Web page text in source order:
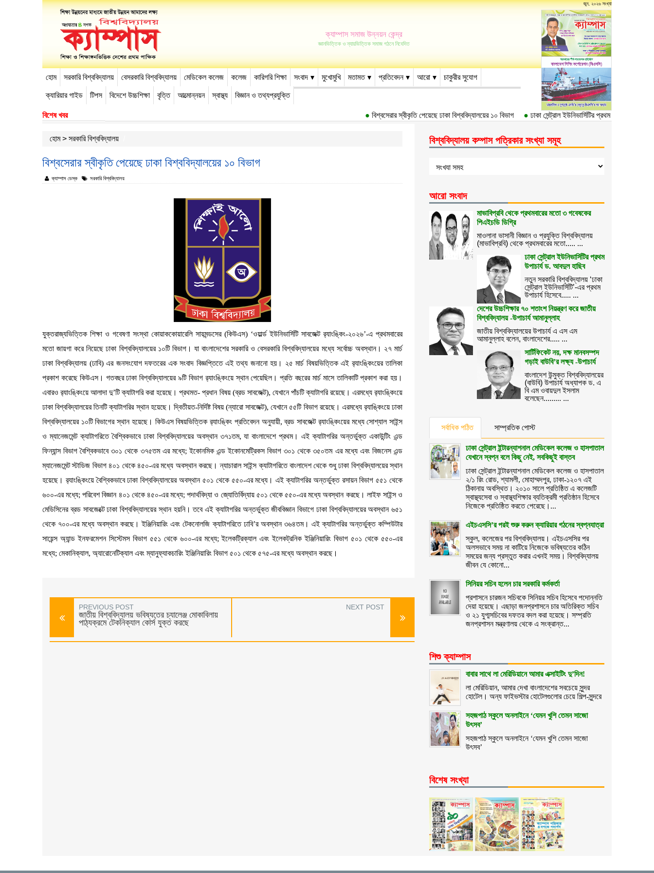
ক্যাম্পাস সমাজ উন্নয়ন কেন্দ্র
জ্ঞানভিত্তিক ও ন্যায়ভিত্তিক সমাজ গঠনে নিবেদিত
জুন, ২০২৬ সংখ্যা
হোম সরকারি বিশ্ববিদ্যালয় বেসরকারি বিশ্ববিদ্যালয় মেডিকেল কলেজ কলেজ কারিগরি শিক্ষা সংবাদ মুখোমুখি মতামত প্রতিবেদন আরো চাকুরীর সুযোগ
ক্যারিয়ার গাইড টিপস বিদেশে উচ্চশিক্ষা বৃত্তি আত্মোন্নয়ন স্বাস্থ্য বিজ্ঞান ও তথ্যপ্রযুক্তি
-->
বিশেষ খবর বিশ্বসেরার স্বীকৃতি পেয়েছে ঢাকা বিশ্ববিদ্যালয়ের ১০ বিভাগ ঢাকা সেন্ট্রাল ইউনিভার্সিটির প্রথম উপাচার্য ড. আবদুল
হোম> সরকারি বিশ্ববিদ্যালয়
বিশ্বসেরার স্বীকৃতি পেয়েছে ঢাকা বিশ্ববিদ্যালয়ের ১০ বিভাগ
ক্যাম্পাস ডেস্ক সরকারি বিশ্ববিদ্যালয়
যুক্তরাজ্যভিত্তিক শিক্ষা ও গবেষণা সংস্থা কোয়াককোয়ারেলি সায়মন্ডসের (কিউএস) ‘ওয়ার্ল্ড ইউনিভার্সিটি সাবজেক্ট র‌্যাংঙ্কিং-২০২৬’-এ প্রথমবারের
মতো জায়গা করে নিয়েছে ঢাকা বিশ্ববিদ্যালয়ের ১০টি বিভাগ। যা বাংলাদেশের সরকারি ও বেসরকারি বিশ্ববিদ্যালয়ের মধ্যে সর্বোচ্চ অবস্থান। ২৭ মার্চ
ঢাকা বিশ্ববিদ্যালয় (ঢাবি) এর জনসংযোগ দফতরের এক সংবাদ বিজ্ঞপ্তিতে এই তথ্য জনানো হয়। ২৫ মার্চ বিষয়ভিত্তিক এই র‌্যাংঙ্কিংয়ের তালিকা
প্রকাশ করেছে কিউএস। গতবছর ঢাকা বিশ্ববিদ্যালয়ের ৯টি বিভাগ র‌্যাংঙ্কিংয়ে স্থান পেয়েছিল। প্রতি বছরের মার্চ মাসে তালিকাটি প্রকাশ করা হয়।
এবারও র‌্যাংঙ্কিংয়ে আলাদা দু’টি ক্যাটাগরি করা হয়েছে। প্রথমত- প্রধান বিষয় (ব্রড সাবজেক্ট), যেখানে পাঁচটি ক্যাটাগরি রয়েছে। এরমধ্যে র‌্যাংঙ্কিংয়ে
ঢাকা বিশ্ববিদ্যালয়ের তিনটি ক্যাটাগরির স্থান হয়েছে। দ্বিতীয়ত-নির্দিষ্ট বিষয় (ন্যারো সাবজেক্ট), যেখানে ৫৫টি বিভাগ রয়েছে। এরমধ্যে র‌্যাঙ্কিংয়ে ঢাকা
বিশ্ববিদ্যালয়ের ১০টি বিভাগের স্থান হয়েছে। কিউএস বিষয়ভিত্তিক র‌্যাংঙ্কিং প্রতিবেদন অনুযায়ী, ব্রড সাবজেক্ট র‌্যাংঙ্কিংয়ের মধ্যে সোশ্যাল সাইন্স
ও ম্যানেজমেন্ট ক্যাটাগরিতে বৈশ্বিকভাবে ঢাকা বিশ্ববিদ্যালয়ের অবস্থান ৩৭১তম, যা বাংলাদেশে প্রথম। এই ক্যাটাগরির অন্তর্ভুক্ত একাউন্টিং এন্ড
ফিন্যান্স বিভাগ বৈশ্বিকভাবে ৩০১ থেকে ৩৭৫তম এর মধ্যে; ইকোনমিক এন্ড ইকোনমেট্রিকস বিভাগ ৩০১ থেকে ৩৫০তম এর মধ্যে এবং বিজনেস এন্ড
ম্যানেজমেন্ট স্টাডিজ বিভাগ ৪০১ থেকে ৪৫০-এর মধ্যে অবস্থান করছে। ন্যাচারাল সাইন্স ক্যাটাগরিতে বাংলাদেশ থেকে শুধু ঢাকা বিশ্ববিদ্যালয়ের স্থান
হয়েছে। র‌্যাংঙ্কিংয়ে বৈশ্বিকভাবে ঢাকা বিশ্ববিদ্যালয়ের অবস্থান ৫০১ থেকে ৫৫০-এর মধ্যে। এই ক্যাটাগরির অন্তর্ভুক্ত রসায়ন বিভাগ ৫৫১ থেকে
৬০০-এর মধ্যে; পরিবেশ বিজ্ঞান ৪০১ থেকে ৪৫০-এর মধ্যে; পদার্থবিদ্যা ও জ্যোতির্বিদ্যায় ৫০১ থেকে ৫৫০-এর মধ্যে অবস্থান করছে। লাইফ সাইন্স ও
মেডিসিনের ব্রড সাবজেক্টে ঢাকা বিশ্ববিদ্যালয়ের স্থান হয়নি। তবে এই ক্যাটাগরির অন্তর্ভুক্ত জীববিজ্ঞান বিভাগে ঢাকা বিশ্ববিদ্যালয়ের অবস্থান ৬৫১
থেকে ৭০০-এর মধ্যে অবস্থান করছে। ইঞ্জিনিয়ারিং এবং টেকনোলজি ক্যাটাগরিতে ঢাবি’র অবস্থান ৩৬৪তম। এই ক্যাটাগরির অন্তর্ভুক্ত কম্পিউটার
সায়েন্স অ্যান্ড ইনফরমেশন সিস্টেমস বিভাগ ৫৫১ থেকে ৬০০-এর মধ্যে; ইলেকট্রিক্যাল এবং ইলেকট্রনিক ইঞ্জিনিয়ারিং বিভাগ ৫০১ থেকে ৫৫০-এর
মধ্যে; মেকানিক্যাল, অ্যারোনেটিক্যাল এবং ম্যানুফ্যাকচারিং ইঞ্জিনিয়ারিং বিভাগ ৫০১ থেকে ৫৭৫-এর মধ্যে অবস্থান করছে।
PREVIOUS POST
জাতীয় বিশ্ববিদ্যালয় ভবিষ্যতের চ্যালেঞ্জ মোকাবিলায়
পাঠ্যক্রমে টেকনিক্যাল কোর্স যুক্ত করছে
NEXT POST
বিশ্ববিদ্যালয় কম্পাস পত্রিকার সংখ্যা সমূহ
আরো সংবাদ
মাভাবিপ্রবি থেকে প্রথমবারের মতো ৩ গবেষকের
পিএইচডি ডিগ্রি
মাওলানা ভাসানী বিজ্ঞান ও প্রযুক্তি বিশ্ববিদ্যালয়
(মাভাবিপ্রবি) থেকে প্রথমবারের মতো..... ...
ঢাকা সেন্ট্রাল ইউনিভার্সিটির প্রথম
উপাচার্য ড. আবদুল হাছিব
নতুন সরকারি বিশ্ববিদ্যালয় ‘ঢাকা
সেন্ট্রাল ইউনিভার্সিটি’-এর প্রথম
উপাচার্য হিসেবে..... ...
দেশের উচ্চশিক্ষার ৭০ শতাংশ নিয়ন্ত্রণ করে জাতীয়
বিশ্ববিদ্যালয় -উপাচার্য আমানুল্লাহ
জাতীয় বিশ্ববিদ্যালয়ের উপাচার্য এ এস এম
আমানুল্লাহ বলেন, বাংলাদেশের..... ...
সার্টিফিকেট নয়, দক্ষ মানবসম্পদ
গড়াই বাউবি’র লক্ষ্য -উপাচার্য
বাংলাদেশ উন্মুক্ত বিশ্ববিদ্যালয়ের
(বাউবি) উপাচার্য অধ্যাপক ড. এ
বি এম ওবায়দুল ইসলাম
বলেছেন......... ...
সর্বাধিক পঠিত সাম্প্রতিক পোস্ট
ঢাকা সেন্ট্রাল ইন্টারন্যাশনাল মেডিকেল কলেজ ও হাসপাতাল
যেখানে স্বপ্ন বলে কিছু নেই, সবকিছুই বাস্তব
ঢাকা সেন্ট্রাল ইন্টারন্যাশনাল মেডিকেল কলেজ ও হাসপাতাল
২/১ রিং রোড, শ্যামলী, মোহাম্মদপুর, ঢাকা-১২০৭ এই
ঠিকানায় অবস্থিত। ২০১০ সালে প্রতিষ্ঠিত এ কলেজটি
স্বাস্থ্যসেবা ও স্বাস্থ্যশিক্ষার ব্যতিক্রমী প্রতিষ্ঠান হিসেবে
নিজেকে প্রতিষ্ঠিত করতে পেরেছে।...
এইচএসসি’র পরই শুরু করুন ক্যারিয়ার গঠনের স্বপ্নযাত্রা
স্কুল, কলেজের পর বিশ্ববিদ্যালয়। এইচএসসির পর
অলসভাবে সময় না কাটিয়ে নিজেকে ভবিষ্যতের কঠিন
সময়ের জন্য প্রস্তুত করার এখনই সময়। বিশ্ববিদ্যালয়
জীবন যে কোনো...
সিনিয়র সচিব হলেন চার সরকারি কর্মকর্তা
প্রশাসনে চারজন সচিবকে সিনিয়র সচিব হিসেবে পদোন্নতি
দেয়া হয়েছে। এছাড়া জনপ্রশাসনে চার অতিরিক্ত সচিব
ও ২১ যুগ্মসচিবের দফতর বদল করা হয়েছে। সম্প্রতি
জনপ্রশাসন মন্ত্রণালয় থেকে এ সংক্রান্ত...
শিশু ক্যাম্পাস
বাবার সাথে লা মেরিডিয়ানে আমার এক্সাইটিং দু’দিন!
লা মেরিডিয়ান, আমার দেখা বাংলাদেশের সবচেয়ে সুন্দর
হোটেল। অন্য ফাইভস্টার হোটেলগুলোর চেয়ে শিল্প-সুন্দরে
সহজপাঠ স্কুলে অনলাইনে ‘যেমন খুশি তেমন সাজো
উৎসব’
সহজপাঠ স্কুলে অনলাইনে ‘যেমন খুশি তেমন সাজো
উৎসব’
বিশেষ সংখ্যা